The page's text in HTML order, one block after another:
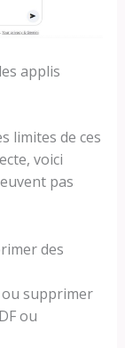
applis
limites de ces
voici
pas
des
ou supprimer
ou